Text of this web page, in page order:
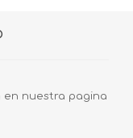
nuestra pagina